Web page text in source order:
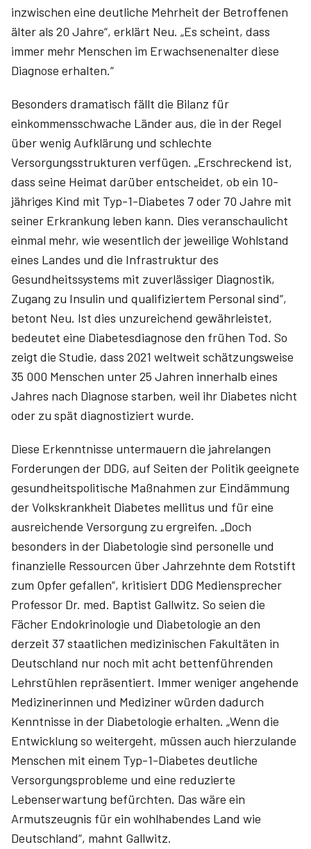
inzwischen eine deutliche Mehrheit der Betroffenen
älter als 20 Jahre“, erklärt Neu. „Es scheint, dass
immer mehr Menschen im Erwachsenenalter diese
Diagnose erhalten.“
Besonders dramatisch fällt die Bilanz für
einkommensschwache Länder aus, die in der Regel
über wenig Aufklärung und schlechte
Versorgungsstrukturen verfügen. „Erschreckend ist,
dass seine Heimat darüber entscheidet, ob ein 10-
jähriges Kind mit Typ-1-Diabetes 7 oder 70 Jahre mit
seiner Erkrankung leben kann. Dies veranschaulicht
einmal mehr, wie wesentlich der jeweilige Wohlstand
eines Landes und die Infrastruktur des
Gesundheitssystems mit zuverlässiger Diagnostik,
Zugang zu Insulin und qualifiziertem Personal sind“,
betont Neu. Ist dies unzureichend gewährleistet,
bedeutet eine Diabetesdiagnose den frühen Tod. So
zeigt die Studie, dass 2021 weltweit schätzungsweise
35 000 Menschen unter 25 Jahren innerhalb eines
Jahres nach Diagnose starben, weil ihr Diabetes nicht
oder zu spät diagnostiziert wurde.
Diese Erkenntnisse untermauern die jahrelangen
Forderungen der DDG, auf Seiten der Politik geeignete
gesundheitspolitische Maßnahmen zur Eindämmung
der Volkskrankheit Diabetes mellitus und für eine
ausreichende Versorgung zu ergreifen. „Doch
besonders in der Diabetologie sind personelle und
finanzielle Ressourcen über Jahrzehnte dem Rotstift
zum Opfer gefallen“, kritisiert DDG Mediensprecher
Professor Dr. med. Baptist Gallwitz. So seien die
Fächer Endokrinologie und Diabetologie an den
derzeit 37 staatlichen medizinischen Fakultäten in
Deutschland nur noch mit acht bettenführenden
Lehrstühlen repräsentiert. Immer weniger angehende
Medizinerinnen und Mediziner würden dadurch
Kenntnisse in der Diabetologie erhalten. „Wenn die
Entwicklung so weitergeht, müssen auch hierzulande
Menschen mit einem Typ-1-Diabetes deutliche
Versorgungsprobleme und eine reduzierte
Lebenserwartung befürchten. Das wäre ein
Armutszeugnis für ein wohlhabendes Land wie
Deutschland“, mahnt Gallwitz.